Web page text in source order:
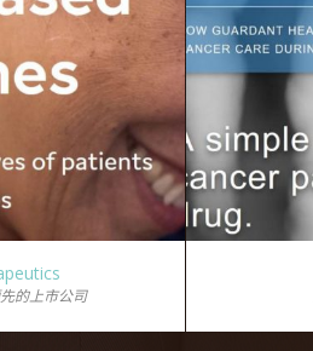
的上市公司